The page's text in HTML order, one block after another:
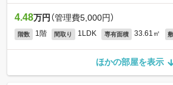
4.48万円 （管理費5,000円）
階数 1階 間取り 1LDK 専有面積 33.61㎡
ほかの部屋を表示